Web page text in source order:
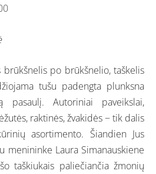
po brūkšnelio, taškelis
tušu padengta plunksna
pasaulį. Autoriniai paveikslai,
raktinės, žvakidės − tik dalis
asortimento. Šiandien Jus
menininke Laura Simanauskiene
taškiukais paliečiančia žmonių